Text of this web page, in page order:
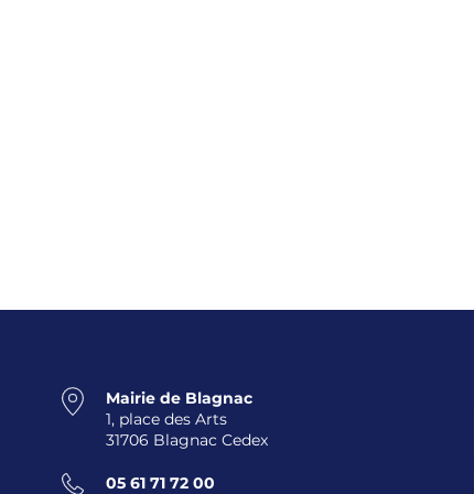
Mairie de Blagnac
1, place des Arts
31706 Blagnac Cedex
05 61 71 72 00